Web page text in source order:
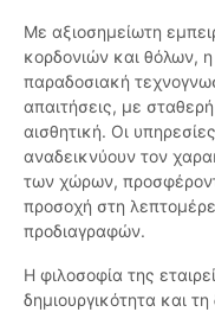
Με αξιοσημείωτη
κορδονιών και θόλων, η
παραδοσιακή
απαιτήσεις, με
αισθητική. Οι
αναδεικνύουν τον
των χώρων,
προσοχή στη
προδιαγραφών.
Η φιλοσοφία της
δημιουργικότητα και